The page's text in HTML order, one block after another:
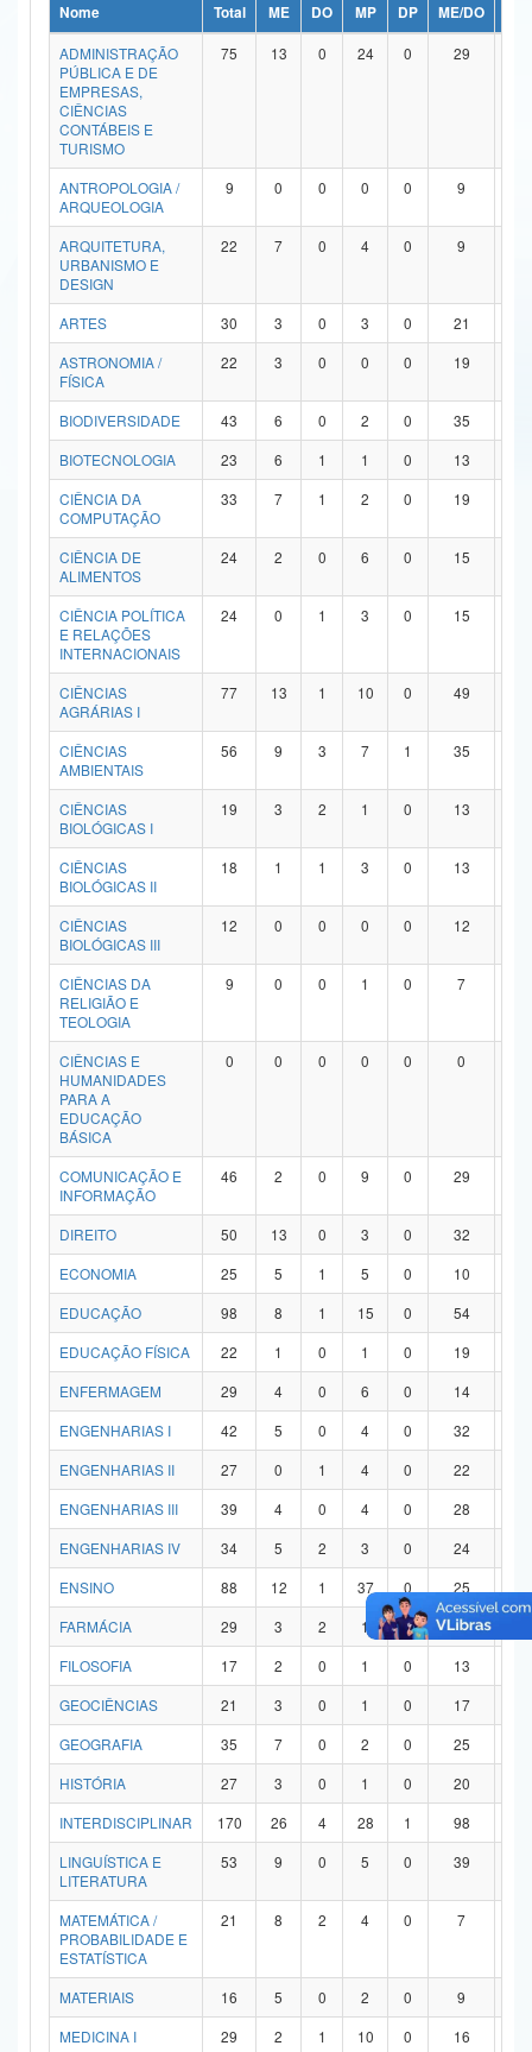
Ministério da Ciência, Tecnologia, Inovações e Comunicações
Ministério do Meio Ambiente
Ministério do Turismo
Ministério do Desenvolvimento Regional
Controladoria-Geral da União
Ministério da Mulher, da Família e dos Direitos Humanos
Secretaria de Governo
Advocacia-Geral da União
Banco Central do Brasil
Nome Total ME DO MP DP ME/DO
ADMINISTRAÇÃO
PÚBLICA E DE
EMPRESAS,
CIÊNCIAS
CONTÁBEIS E
TURISMO
75 13 0 24 0 29
ANTROPOLOGIA /
ARQUEOLOGIA
9 0 0 0 0 9
ARQUITETURA,
URBANISMO E
DESIGN
22 7 0 4 0 9
ARTES 30 3 0 3 0 21
ASTRONOMIA /
FÍSICA
22 3 0 0 0 19
BIODIVERSIDADE 43 6 0 2 0 35
BIOTECNOLOGIA
23 6 1 1 0 13
CIÊNCIA DA
COMPUTAÇÃO
33 7 1 2 0 19
CIÊNCIA DE
ALIMENTOS
24 2 0 6 0 15
CIÊNCIA POLÍTICA
E RELAÇÕES
INTERNACIONAIS
24 0 1 3 0 15
CIÊNCIAS
AGRÁRIAS I
77 13 1 10 0 49
CIÊNCIAS
AMBIENTAIS
56 9 3 7 1 35
CIÊNCIAS
BIOLÓGICAS I
19 3 2 1 0 13
CIÊNCIAS
BIOLÓGICAS II
18 1 1 3 0 13
CIÊNCIAS
BIOLÓGICAS III
12 0 0 0 0 12
CIÊNCIAS DA
RELIGIÃO E
TEOLOGIA
9 0 0 1 0 7
CIÊNCIAS E
HUMANIDADES
PARA A
EDUCAÇÃO
BÁSICA
0 0 0 0 0 0
COMUNICAÇÃO E
INFORMAÇÃO
46 2 0 9 0 29
DIREITO 50 13 0 3 0 32
ECONOMIA
25 5 1 5 0 10
EDUCAÇÃO
98 8 1 15 0 54
EDUCAÇÃO FÍSICA
22 1 0 1 0 19
ENFERMAGEM
29 4 0 6 0 14
ENGENHARIAS I
42 5 0 4 0 32
ENGENHARIAS II
27 0 1 4 0 22
ENGENHARIAS III
39 4 0 4 0 28
ENGENHARIAS IV
34 5 2 3 0 24
ENSINO
88 12 1 37 0 25
FARMÁCIA
29 3 2 1 0 21
FILOSOFIA
17 2 0 1 0 13
GEOCIÊNCIAS
21 3 0 1 0 17
GEOGRAFIA
35 7 0 2 0 25
HISTÓRIA
27 3 0 1 0 20
INTERDISCIPLINAR
170 26 4 28 1 98
LINGUÍSTICA E
LITERATURA
53 9 0 5 0 39
MATEMÁTICA /
PROBABILIDADE E
ESTATÍSTICA
21 8 2 4 0 7
MATERIAIS 16 5 0 2 0 9
MEDICINA I
29 2 1 10 0 16